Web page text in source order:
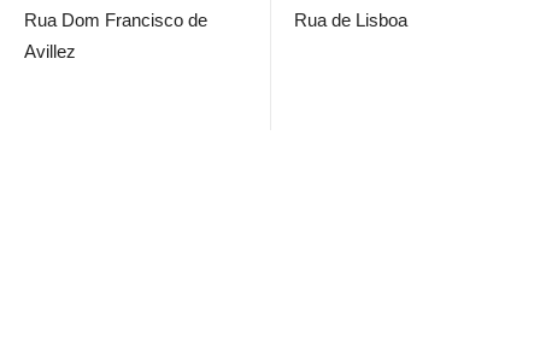
Rua Dom Francisco de
Avillez
Rua de Lisboa